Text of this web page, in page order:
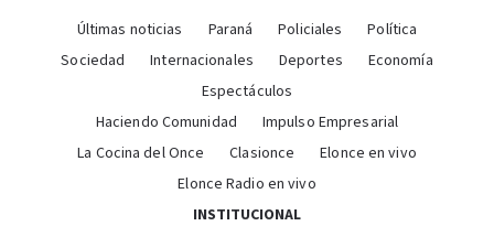
Últimas noticias Paraná Policiales
Política
Sociedad
Internacionales Deportes
Economía
Espectáculos
Haciendo Comunidad
Impulso Empresarial
La Cocina del Once
Clasionce
Elonce en vivo
Elonce Radio en vivo
INSTITUCIONAL